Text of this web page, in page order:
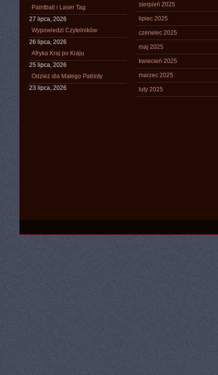
Paintball i Laser Tag
27 lipca, 2026
Wypowiedzi Czytelników
26 lipca, 2026
Afryka Kraj po Kraju
25 lipca, 2026
Odzież dla Małego Patrioty
23 lipca, 2026
sierpień 2025
lipiec 2025
czerwiec 2025
maj 2025
kwiecień 2025
marzec 2025
luty 2025